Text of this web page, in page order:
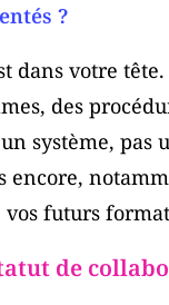
?
dans votre
des
système, pas
encore,
futurs
de